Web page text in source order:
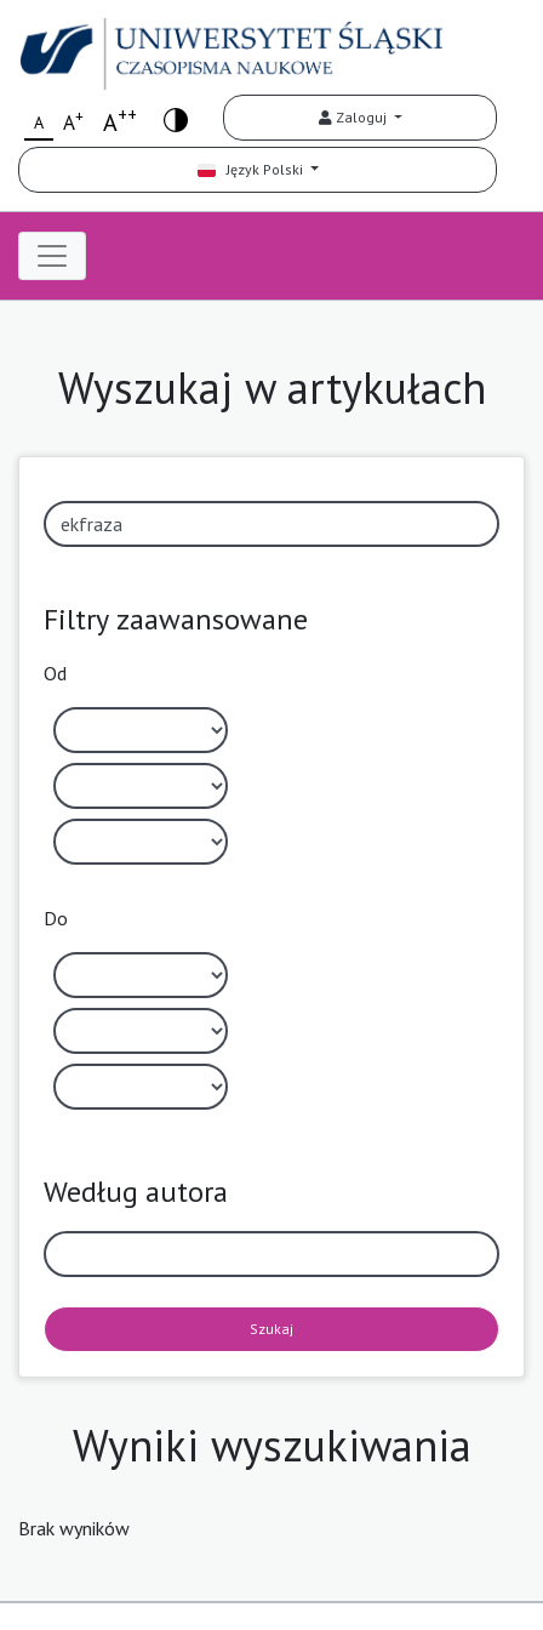
A A+ A++ Zaloguj
Język Polski
Wyszukaj w artykułach
Filtry zaawansowane
Od
Do
Według autora
Szukaj
Wyniki wyszukiwania
Brak wyników